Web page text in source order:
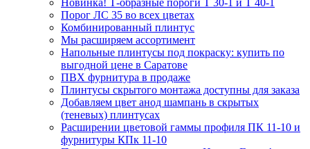
Новинка! Т-образные пороги Т 30-1 и Т 40-1
Порог ЛС 35 во всех цветах
Комбинированный плинтус
Мы расширяем ассортимент
Напольные плинтусы под покраску: купить по
выгодной цене в Саратове
ПВХ фурнитура в продаже
Плинтусы скрытого монтажа доступны для заказа
Добавляем цвет анод шампань в скрытых
(теневых) плинтусах
Расширении цветовой гаммы профиля ПК 11-10 и
фурнитуры КПк 11-10